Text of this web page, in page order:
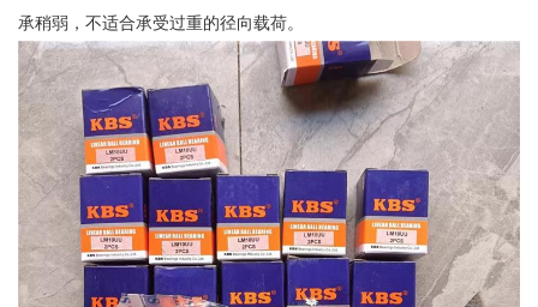
承稍弱，不适合承受过重的径向载荷。